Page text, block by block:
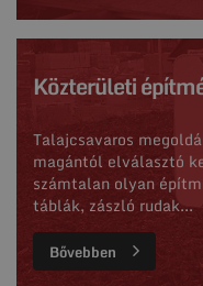
Közterületi
Talajcsavaros
magántól elválasztó
számtalan olyan
táblák, zászló rudak...
Bővebben